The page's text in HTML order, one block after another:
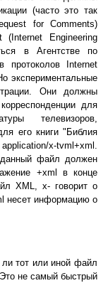
(часто это так
for Comments)
(Internet Engineering
в Агентстве по
протоколов Internet
экспериментальные
Они должны
для
телевизоров,
его книги "Библия
x-tvml+xml.
данный файл должен
+xml в конце
XML, х- говорит о
несет информацию о
тот или иной файл
не самый быстрый